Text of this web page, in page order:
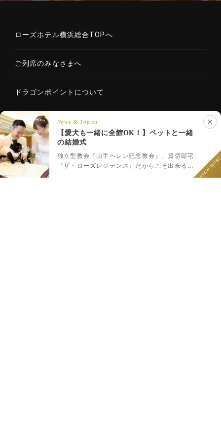
ローズホテル横浜総合TOPへ
ご列席のみなさまへ
ドラゴンポイントについて
Copyright © 2020 ROSE HOTELS INTERNATIONAL Co., Ltd. All
フェア予約 プラン一覧 LINEで相談
News & Topics
【愛犬も一緒に全館OK！】ペットと一緒
の結婚式
独立型教会『山手ヘレン記念教会』、貸切邸宅
『ザ・ローズレジデンス』だからこそ出来るペ
VIEW